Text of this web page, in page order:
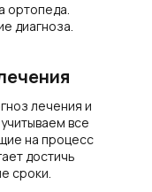
ортопеда.
диагноза.
лечения и
все
на процесс
достичь
сроки.